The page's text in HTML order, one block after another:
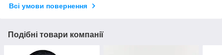
Всі умови повернення
Подібні товари компанії